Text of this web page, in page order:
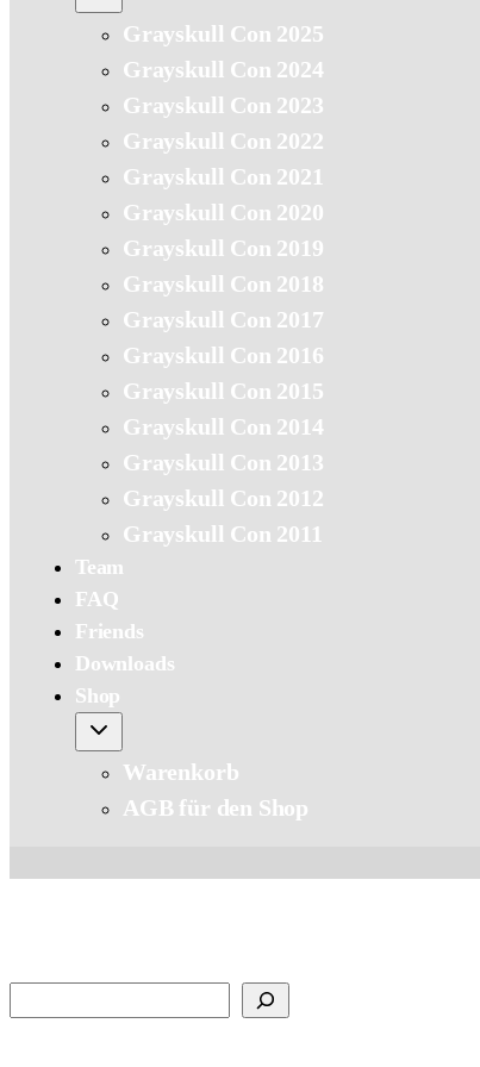
Grayskull Con 2025
Grayskull Con 2024
Grayskull Con 2023
Grayskull Con 2022
Grayskull Con 2021
Grayskull Con 2020
Grayskull Con 2019
Grayskull Con 2018
Grayskull Con 2017
Grayskull Con 2016
Grayskull Con 2015
Grayskull Con 2014
Grayskull Con 2013
Grayskull Con 2012
Grayskull Con 2011
Team
FAQ
Friends
Downloads
Shop
Warenkorb
AGB für den Shop